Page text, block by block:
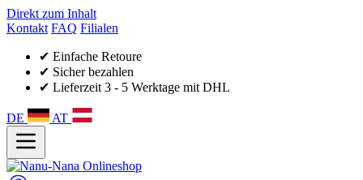
Direkt zum Inhalt
Kontakt FAQ Filialen
✔ Einfache Retoure
✔ Sicher bezahlen
✔ Lieferzeit 3 - 5 Werktage mit DHL
DE AT